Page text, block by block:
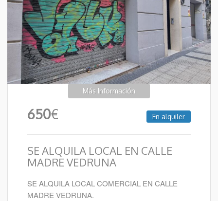
Más Información
650€ En alquiler
SE ALQUILA LOCAL EN CALLE
MADRE VEDRUNA
SE ALQUILA LOCAL COMERCIAL EN CALLE
MADRE VEDRUNA.